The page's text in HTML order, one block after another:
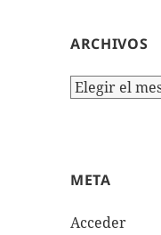
ARCHIVOS
Archivos
META
Acceder